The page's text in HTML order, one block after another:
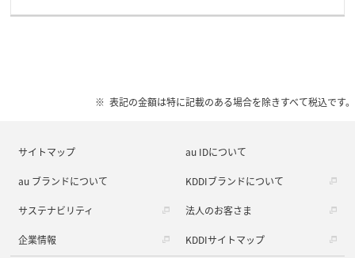
表記の金額は特に記載のある場合を除きすべて税込です。
サイトマップ au IDについて
au ブランドについて KDDIブランドについて
サステナビリティ 法人のお客さま
企業情報 KDDIサイトマップ